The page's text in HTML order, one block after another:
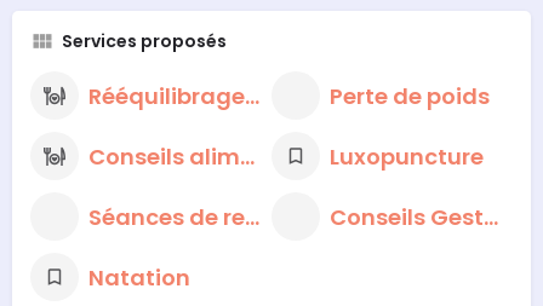
Services proposés
Rééquilibrage alimentaire
Perte de poids
Conseils alimentaires nutritionnels
Luxopuncture
Séances de respiration et de méditation
Conseils Gestion du Stress
Natation